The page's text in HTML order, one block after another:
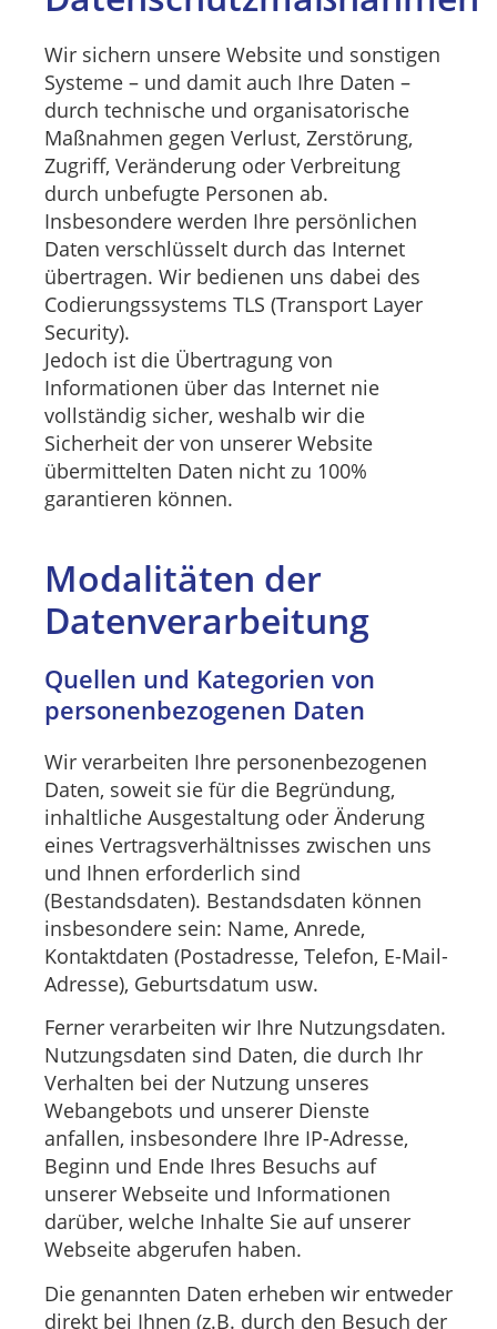
Wir sichern unsere Website und sonstigen
Systeme – und damit auch Ihre Daten –
durch technische und organisatorische
Maßnahmen gegen Verlust, Zerstörung,
Zugriff, Veränderung oder Verbreitung
durch unbefugte Personen ab.
Insbesondere werden Ihre persönlichen
Daten verschlüsselt durch das Internet
übertragen. Wir bedienen uns dabei des
Codierungssystems TLS (Transport Layer
Security).
Jedoch ist die Übertragung von
Informationen über das Internet nie
vollständig sicher, weshalb wir die
Sicherheit der von unserer Website
übermittelten Daten nicht zu 100%
garantieren können.
Modalitäten der
Datenverarbeitung
Quellen und Kategorien von
personenbezogenen Daten
Wir verarbeiten Ihre personenbezogenen
Daten, soweit sie für die Begründung,
inhaltliche Ausgestaltung oder Änderung
eines Vertragsverhältnisses zwischen uns
und Ihnen erforderlich sind
(Bestandsdaten). Bestandsdaten können
insbesondere sein: Name, Anrede,
Kontaktdaten (Postadresse, Telefon, E-Mail-
Adresse), Geburtsdatum usw.
Ferner verarbeiten wir Ihre Nutzungsdaten.
Nutzungsdaten sind Daten, die durch Ihr
Verhalten bei der Nutzung unseres
Webangebots und unserer Dienste
anfallen, insbesondere Ihre IP-Adresse,
Beginn und Ende Ihres Besuchs auf
unserer Webseite und Informationen
darüber, welche Inhalte Sie auf unserer
Webseite abgerufen haben.
Die genannten Daten erheben wir entweder
direkt bei Ihnen (z.B. durch den Besuch der